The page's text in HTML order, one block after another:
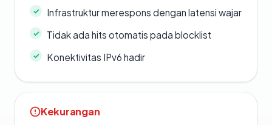
Infrastruktur merespons dengan latensi wajar
Tidak ada hits otomatis pada blocklist
Konektivitas IPv6 hadir
Kekurangan